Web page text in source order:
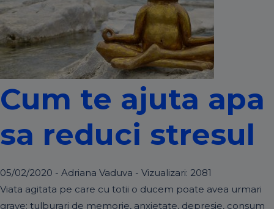
Cum te ajuta apa
sa reduci stresul
05/02/2020 - Adriana Vaduva - Vizualizari: 2081
Viata agitata pe care cu totii o ducem poate avea urmari
grave: tulburari de memorie, anxietate, depresie, consum